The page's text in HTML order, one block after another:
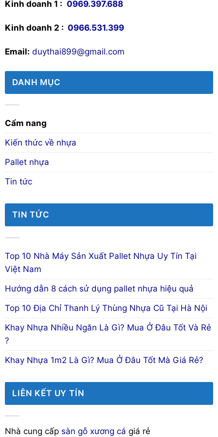
Kinh doanh 1 : 0969.397.688
Kinh doanh 2 : 0966.531.399
Email: duythai899@gmail.com
DANH MỤC
Cẩm nang
Kiến thức về nhựa
Pallet nhựa
Tin tức
TIN TỨC
Top 10 Nhà Máy Sản Xuất Pallet Nhựa Uy Tín Tại
Việt Nam
Hướng dẫn 8 cách sử dụng pallet nhựa hiệu quả
Top 10 Địa Chỉ Thanh Lý Thùng Nhựa Cũ Tại Hà Nội
Khay Nhựa Nhiều Ngăn Là Gì? Mua Ở Đâu Tốt Và Rẻ
?
Khay Nhựa 1m2 Là Gì? Mua Ở Đâu Tốt Mà Giá Rẻ?
LIÊN KẾT UY TÍN
Nhà cung cấp sàn gỗ xương cá giá rẻ